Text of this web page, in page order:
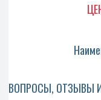
ВОПРОСЫ, ОТЗЫВЫ